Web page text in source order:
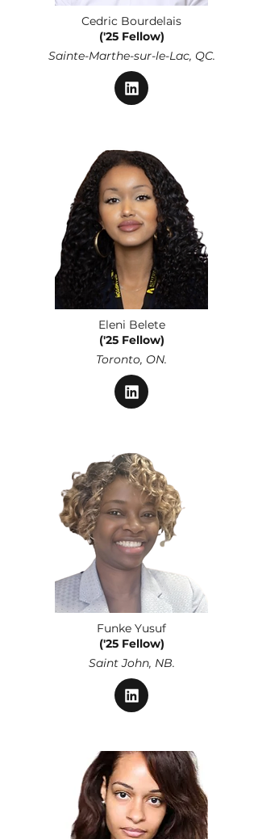
Cedric Bourdelais
('25 Fellow)
Sainte-Marthe-sur-le-Lac, QC.
Eleni Belete
('25 Fellow)
Toronto, ON.
Funke Yusuf
('25 Fellow)
Saint John, NB.